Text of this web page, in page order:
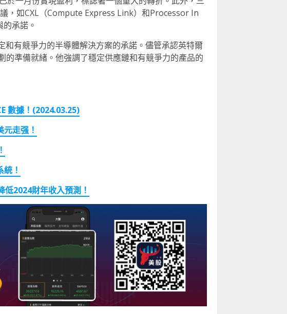
，如CXL（Compute Express Link）和Processor In
承諾。
有競爭力的半導體解決方案的承諾。儘管承認英特爾
準備就緒。他強調了穩定供應鏈和有競爭力的產品的
數據！(2024.03.25)
走强！
統！
低2024財年收入預測！